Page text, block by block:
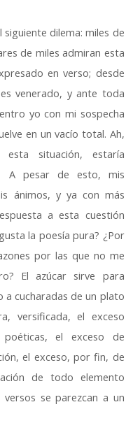
siguiente dilema:miles de
de miles admiran esta
en verso; desde
venerado, y ante toda
yo con mi sospecha
en un vacío total. Ah,
situación, estaría
. A pesar de esto, mis
ánimos, y ya con más
a esta cuestión
la poesía pura? ¿Por
por las que no me
? El azúcar sirve para
a cucharadas de un plato
, versificada,el exceso
,el exceso de
,el exceso, por fin, de
de todo elemento
se parezcan a un